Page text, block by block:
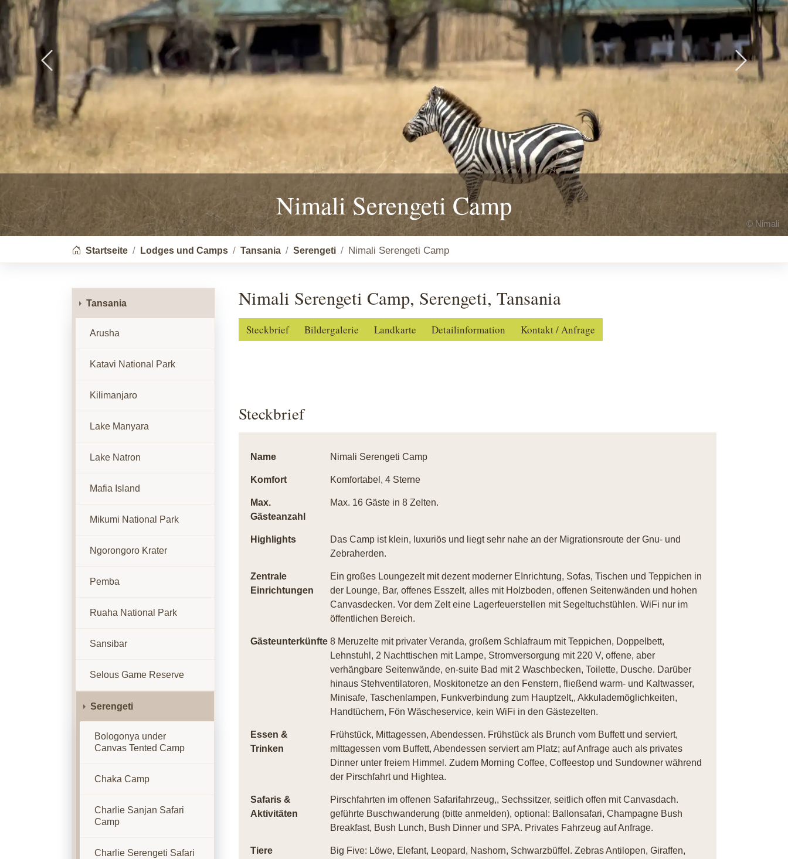
Nimali Serengeti Camp
© Nimali
Previous Next
You are here:
Startseite Lodges und Camps Tansania Serengeti Nimali Serengeti Camp
Nimali Serengeti Camp, Serengeti, Tansania
Steckbrief Bildergalerie Landkarte Detailinformation Kontakt / Anfrage
Steckbrief
Name Nimali Serengeti Camp
Komfort Komfortabel, 4 Sterne
Max.
Gästeanzahl
Max. 16 Gäste in 8 Zelten.
Highlights
Das Camp ist klein, luxuriös und liegt sehr nahe an der Migrationsroute der Gnu- und
Zebraherden.
Zentrale
Einrichtungen
Ein großes Loungezelt mit dezent moderner EInrichtung, Sofas, Tischen und Teppichen in
der Lounge, Bar, offenes Esszelt, alles mit Holzboden, offenen Seitenwänden und hohen
Canvasdecken. Vor dem Zelt eine Lagerfeuerstellen mit Segeltuchstühlen. WiFi nur im
öffentlichen Bereich.
Gästeunterkünfte 8 Meruzelte mit privater Veranda, großem Schlafraum mit Teppichen, Doppelbett,
Lehnstuhl, 2 Nachttischen mit Lampe, Stromversorgung mit 220 V, offene, aber
verhängbare Seitenwände, en-suite Bad mit 2 Waschbecken, Toilette, Dusche. Darüber
hinaus Stehventilatoren, Moskitonetze an den Fenstern, fließend warm- und Kaltwasser,
Minisafe, Taschenlampen, Funkverbindung zum Hauptzelt,, Akkulademöglichkeiten,
Handtüchern, Fön Wäscheservice, kein WiFi in den Gästezelten.
Essen &
Trinken
Frühstück, Mittagessen, Abendessen. Frühstück als Brunch vom Buffett und serviert,
mIttagessen vom Buffett, Abendessen serviert am Platz; auf Anfrage auch als privates
Dinner unter freiem Himmel. Zudem Morning Coffee, Coffeestop und Sundowner während
der Pirschfahrt und Hightea.
Safaris &
Aktivitäten
Pirschfahrten im offenen Safarifahrzeug,, Sechssitzer, seitlich offen mit Canvasdach.
geführte Buschwanderung (bitte anmelden), optional: Ballonsafari, Champagne Bush
Breakfast, Bush Lunch, Bush Dinner und SPA. Privates Fahrzeug auf Anfrage.
Tiere
Big Five: Löwe, Elefant, Leopard, Nashorn, Schwarzbüffel. Zebras Antilopen, Giraffen,
Tansania
Arusha
Katavi National Park
Kilimanjaro
Lake Manyara
Lake Natron
Mafia Island
Mikumi National Park
Ngorongoro Krater
Pemba
Ruaha National Park
Sansibar
Selous Game Reserve
Serengeti
Bologonya under
Canvas Tented Camp
Chaka Camp
Charlie Sanjan Safari
Camp
Charlie Serengeti Safari